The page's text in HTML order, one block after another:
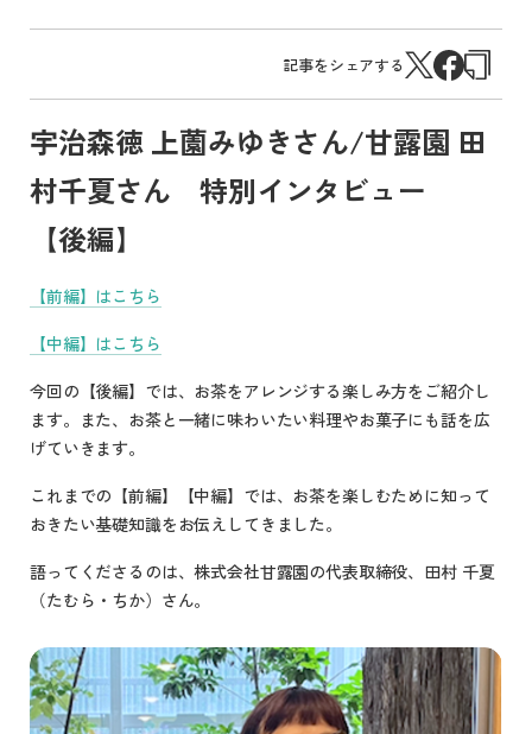
記事をシェアする
宇治森徳 上薗みゆきさん/甘露園 田
村千夏さん 特別インタビュー
【後編】
【前編】はこちら
【中編】はこちら
今回の【後編】では、お茶をアレンジする楽しみ方をご紹介し
ます。また、お茶と一緒に味わいたい料理やお菓子にも話を広
げていきます。
これまでの【前編】【中編】では、お茶を楽しむために知って
おきたい基礎知識をお伝えしてきました。
語ってくださるのは、株式会社甘露園の代表取締役、田村 千夏
（たむら・ちか）さん。